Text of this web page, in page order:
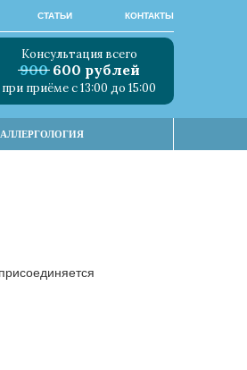
СТАТЬИ КОНТАКТЫ
Консультация всего
900 600 рублей
при приёме с 13:00 до 15:00
АЛЛЕРГОЛОГИЯ